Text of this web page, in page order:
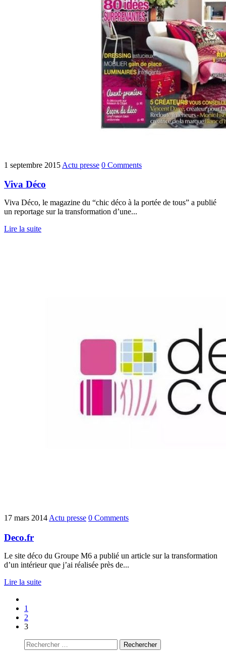
1 septembre 2015 Actu presse 0 Comments
Viva Déco
Viva Déco, le magazine du “chic déco à la portée de tous” a publié
un reportage sur la transformation d’une...
Lire la suite
17 mars 2014Actu presse 0 Comments
Deco.fr
Le site déco du Groupe M6 a publié un article sur la transformation
d’un intérieur que j’ai réalisée près de...
Lire la suite
1
2
3